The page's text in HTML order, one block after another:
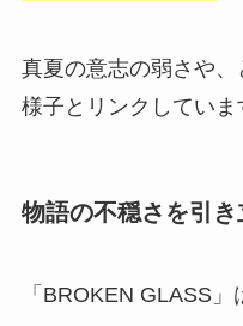
真夏の意志の弱さや、
様子とリンクしていま
物語の不穏さを引
「BROKEN GLASS